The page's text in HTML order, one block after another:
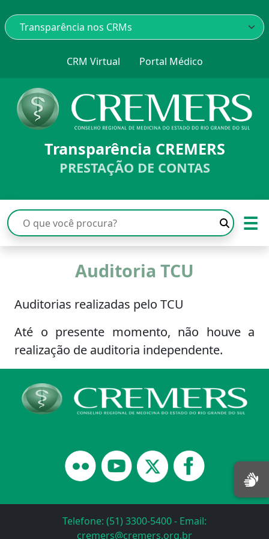
CRM Virtual Portal Médico
Transparência CREMERS
PRESTAÇÃO DE CONTAS
☰
Auditoria TCU
Auditorias realizadas pelo TCU
Até o presente momento, não houve a
realização de auditoria independente.
Telefone: (51) 3300-5400 - Email:
cremers@cremers.org.br